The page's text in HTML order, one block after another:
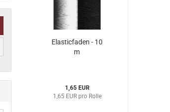
Elasticfaden - 10
m
1,65 EUR
1,65 EUR pro Rolle